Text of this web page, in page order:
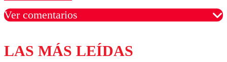
Ver comentarios
Los comentarios son moderados para garantizar un
diálogo respetuoso.
LAS MÁS LEÍDAS